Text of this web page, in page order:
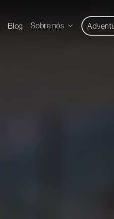
Blog Sobre nós